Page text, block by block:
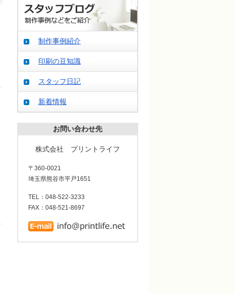
制作事例紹介
印刷の豆知識
スタッフ日記
新着情報
お問い合わせ先
株式会社 プリントライフ
〒360-0021
埼玉県熊谷市平戸1651
TEL：048-522-3233
FAX：048-521-8697